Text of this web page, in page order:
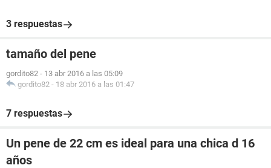
3 respuestas
tamaño del pene
gordito82 - 13 abr 2016 a las 05:09
gordito82 - 18 abr 2016 a las 01:47
7 respuestas
Un pene de 22 cm es ideal para una chica d 16
años